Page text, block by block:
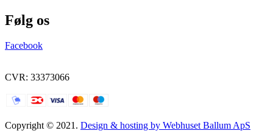
Følg os
Facebook
CVR: 33373066
Copyright © 2021. Design & hosting by Webhuset Ballum ApS